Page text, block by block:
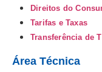
Direitos do
Tarifas e Taxas
Transferência de
Área Técnica